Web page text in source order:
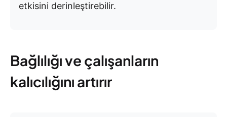
etkisini derinleştirebilir.
Bağlılığı ve çalışanların
kalıcılığını artırır